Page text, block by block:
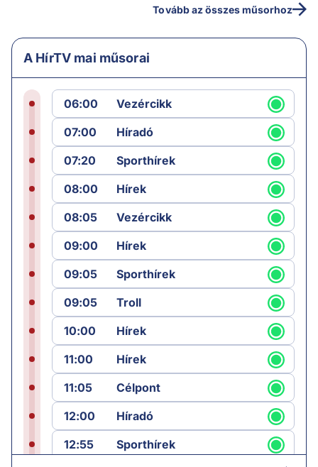
Tovább az összes műsorhoz
A HírTV mai műsorai
06:00
Vezércikk
07:00
Híradó
07:20
Sporthírek
08:00
Hírek
08:05
Vezércikk
09:00
Hírek
09:05
Sporthírek
09:05
Troll
10:00
Hírek
11:00
Hírek
11:05
Célpont
12:00
Híradó
12:55
Sporthírek